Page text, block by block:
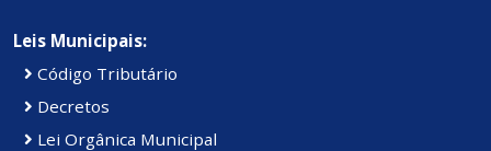
Leis Municipais:
Código Tributário
Decretos
Lei Orgânica Municipal